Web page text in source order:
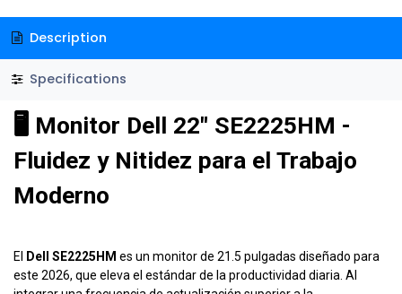
Description
Specifications
🖥️ Monitor Dell 22" SE2225HM -
Fluidez y Nitidez para el Trabajo
Moderno
El Dell SE2225HM es un monitor de 21.5 pulgadas diseñado para
este 2026, que eleva el estándar de la productividad diaria. Al